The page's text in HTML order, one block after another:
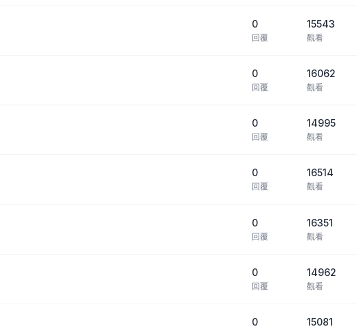
0
回覆
15543
觀看
0
回覆
16062
觀看
0
回覆
14995
觀看
0
回覆
16514
觀看
0
回覆
16351
觀看
0
回覆
14962
觀看
0 15081